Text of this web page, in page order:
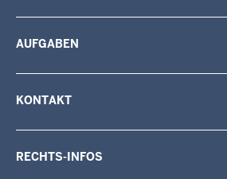
AUFGABEN
KONTAKT
RECHTS-INFOS